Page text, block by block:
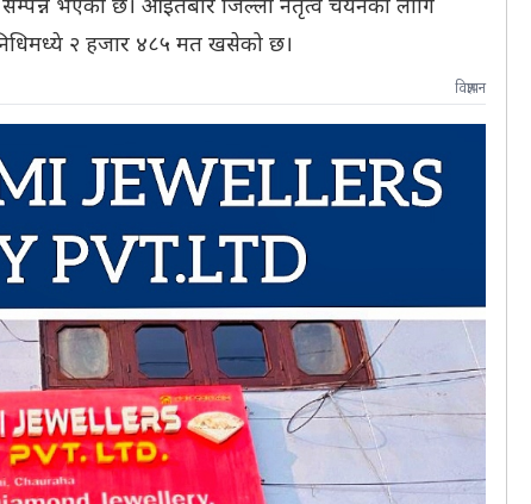
भएको छ। आइतबार जिल्ला नेतृत्व चयनका लागि
२ हजार ४८५ मत खसेको छ।
विज्ञापन